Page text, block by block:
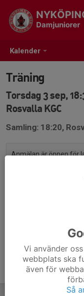
Kalender
Damjuniorer
Träning
Torsdag 3 sep,
Rosvalla KGC
Samling: 18:20,
Anmälan är öppen för
Vi använder
webbplats ska
även för
Så